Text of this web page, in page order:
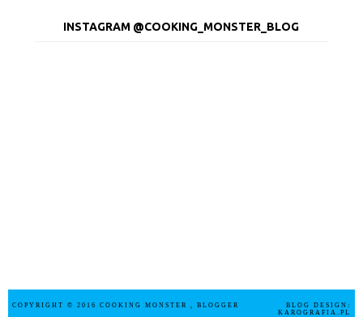
INSTAGRAM @COOKING_MONSTER_BLOG
COPYRIGHT © 2016 COOKING MONSTER , BLOGGER
BLOG DESIGN:
KAROGRAFIA.PL